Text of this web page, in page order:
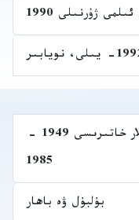
ژۇرنىلى 1990
شىنجاڭ مىنبىڭلىرى چوڭ ئىشلار خاتىرىسى 1949 -
1985
بۇلبۇل ۋە باھار